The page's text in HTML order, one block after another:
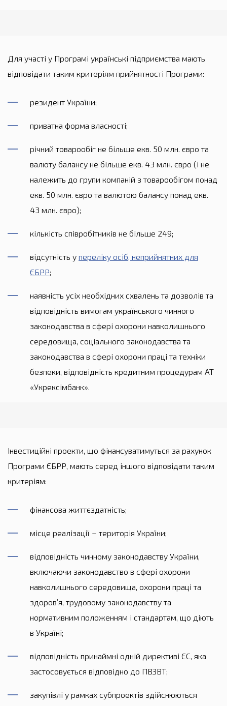
Для участі у Програмі українські підприємства мають
відповідати таким критеріям прийнятності Програми:
резидент України;
приватна форма власності;
річний товарообіг не більше екв. 50 млн. євро та
валюту балансу не більше екв. 43 млн. євро (і не
належить до групи компаній з товарообігом понад
екв. 50 млн. євро та валютою балансу понад екв.
43 млн. євро);
кількість співробітників не більше 249;
відсутність у переліку осіб, неприйнятних для
ЄБРР;
наявність усіх необхідних схвалень та дозволів та
відповідність вимогам українського чинного
законодавства в сфері охорони навколишнього
середовища, соціального законодавства та
законодавства в сфері охорони праці та техніки
безпеки, відповідність кредитним процедурам АТ
«Укрексімбанк».
Інвестиційні проекти, що фінансуватимуться за рахунок
Програми ЄБРР, мають серед іншого відповідати таким
критеріям:
фінансова життєздатність;
місце реалізації – територія України;
відповідність чинному законодавству України,
включаючи законодавство в сфері охорони
навколишнього середовища, охорони праці та
здоров’я, трудовому законодавству та
нормативним положенням і стандартам, що діють
в Україні;
відповідність принаймні одній директиві ЄС, яка
застосовується відповідно до ПВЗВТ;
закупівлі у рамках субпроектів здійснюються